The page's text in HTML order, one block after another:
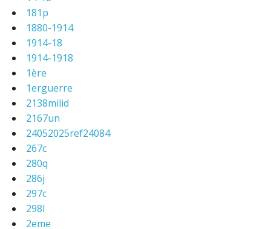
181p
1880-1914
1914-18
1914-1918
1ère
1erguerre
2138milid
2167un
24052025ref24084
267c
280q
286j
297c
298l
2eme